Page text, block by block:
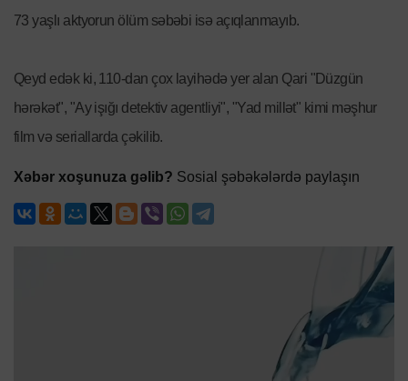
73 yaşlı aktyorun ölüm səbəbi isə açıqlanmayıb.
Qeyd edək ki, 110-dan çox layihədə yer alan Qari "Düzgün
hərəkət", "Ay işığı detektiv agentliyi", "Yad millət" kimi məşhur
film və seriallarda çəkilib.
Xəbər xoşunuza gəlib? Sosial şəbəkələrdə paylaşın